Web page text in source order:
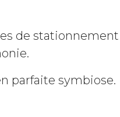
de stationnement
parfaite symbiose.